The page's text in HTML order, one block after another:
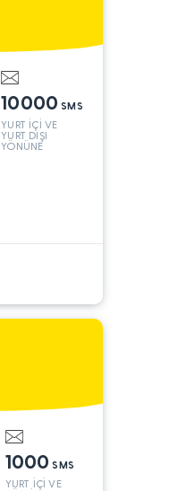
10000 SMS
YURT İÇİ VE
YURT DIŞI
YÖNÜNE
1000 SMS
YURT İÇİ VE